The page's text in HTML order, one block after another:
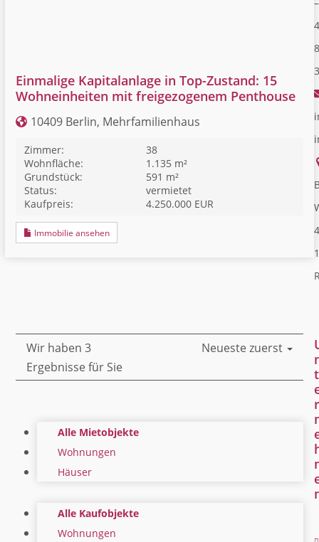
Einmalige Kapitalanlage in Top-Zustand: 15
Wohneinheiten mit freigezogenem Penthouse
10409 Berlin, Mehrfamilienhaus
Zimmer:
38
Wohnfläche:
1.135 m²
Grundstück:
591 m²
Status:
vermietet
Kaufpreis:
4.250.000 EUR
Immobilie ansehen
Wir haben 3
Ergebnisse für Sie
Neueste zuerst
Alle Mietobjekte
Wohnungen
Häuser
Alle Kaufobjekte
Wohnungen
t
r